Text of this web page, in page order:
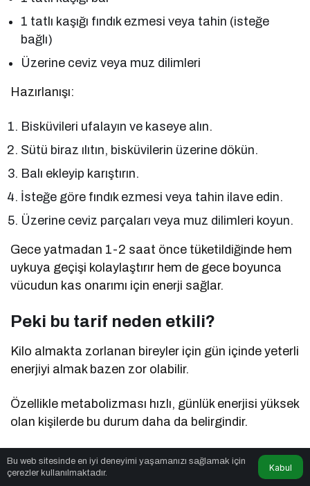
1 tatlı kaşığı fındık ezmesi veya tahin (isteğe
bağlı)
Üzerine ceviz veya muz dilimleri
Hazırlanışı:
Bisküvileri ufalayın ve kaseye alın.
Sütü biraz ılıtın, bisküvilerin üzerine dökün.
Balı ekleyip karıştırın.
İsteğe göre fındık ezmesi veya tahin ilave edin.
Üzerine ceviz parçaları veya muz dilimleri koyun.
Gece yatmadan 1-2 saat önce tüketildiğinde hem
uykuya geçişi kolaylaştırır hem de gece boyunca
vücudun kas onarımı için enerji sağlar.
Peki bu tarif neden etkili?
Kilo almakta zorlanan bireyler için gün içinde yeterli
enerjiyi almak bazen zor olabilir.
Özellikle metabolizması hızlı, günlük enerjisi yüksek
olan kişilerde bu durum daha da belirgindir.
İşte gece öğünleri, bu açığı kapatmanın en kolay
yollarından biridir.
Bu web sitesinde en iyi deneyimi yaşamanızı sağlamak için
çerezler kullanılmaktadır.
Kabul